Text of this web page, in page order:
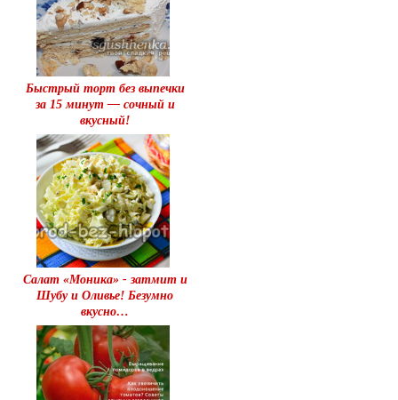
Быстрый торт без выпечки
за 15 минут — сочный и
вкусный!
Салат «Моника» - затмит и
Шубу и Оливье! Безумно
вкусно…